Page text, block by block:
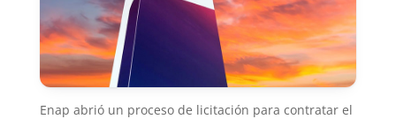
Enap abrió un proceso de licitación para contratar el